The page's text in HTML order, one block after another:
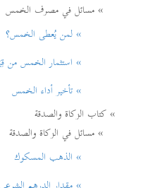
» مسائل في مصرف الخمس
» لمن يُعطی الخمس؟
» استثمار الخمس من
» تأخير أداء الخمس
» كتاب الزكاة والصدقة
» مسائل في الزكاة والصدقة
» الذهب المسكوك